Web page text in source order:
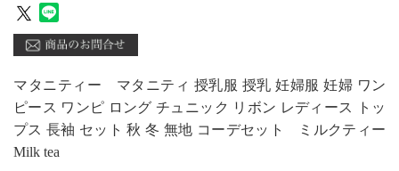
マタニティー マタニティ 授乳服 授乳 妊婦服 妊婦 ワン
ピース ワンピ ロング チュニック リボン レディース トッ
プス 長袖 セット 秋 冬 無地 コーデセット ミルクティー
Milk tea